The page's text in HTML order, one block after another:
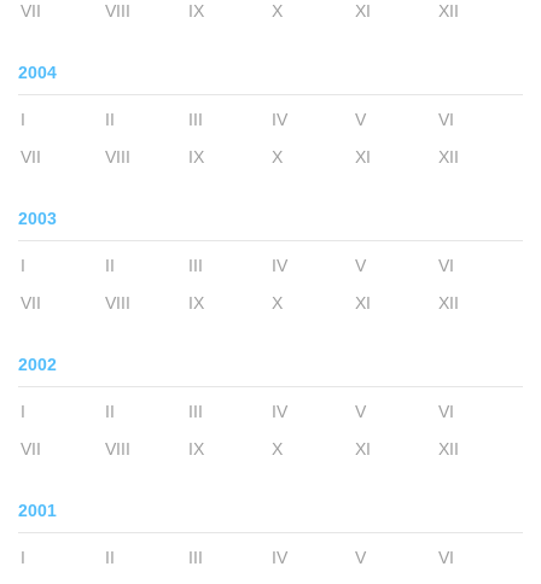
VII
VIII IX X XI XII
2004
I II III IV V
VI
VII
VIII IX X XI XII
2003
I II III IV V
VI
VII
VIII IX X XI XII
2002
I II III IV V
VI
VII
VIII IX X XI XII
2001
I II III IV V
VI